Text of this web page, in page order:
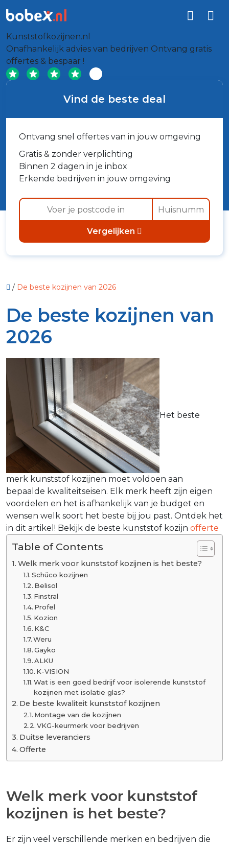
Kunststofkozijnen.nl
Onafhankelijk advies van bedrijven Ontvang gratis
offertes & bespaar !
Vind de beste deal
Ontvang snel offertes van in jouw omgeving
Gratis & zonder verplichting
Binnen 2 dagen in je inbox
Erkende bedrijven in jouw omgeving
Vergelijken
/ De beste kozijnen van 2026
De beste kozijnen van
2026
Het beste
merk kunststof kozijnen moet voldoen aan
bepaalde kwaliteitseisen. Elk merk heeft zijn eigen
voordelen en het is afhankelijk van je budget en
wensen welk soort het beste bij jou past. Ontdek het
in dit artikel! Bekijk de beste kunststof kozijn offerte
Table of Contents
Welk merk voor kunststof kozijnen is het beste?
Schüco kozijnen
Belisol
Finstral
Profel
Kozion
K&C
Weru
Gayko
ALKU
K-VISION
Wat is een goed bedrijf voor isolerende kunststof
kozijnen met isolatie glas?
De beste kwaliteit kunststof kozijnen
Montage van de kozijnen
VKG-keurmerk voor bedrijven
Duitse leveranciers
Offerte
Welk merk voor kunststof
kozijnen is het beste?
Er zijn veel verschillende merken en bedrijven die